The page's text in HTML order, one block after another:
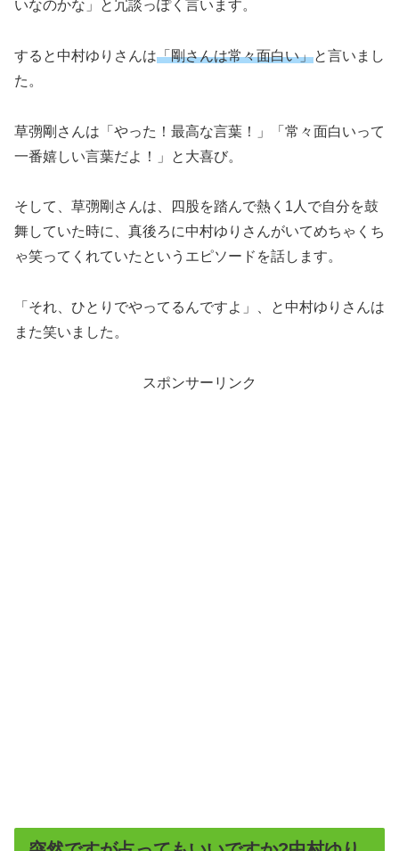
いなのかな」と冗談っぽく言います。
すると中村ゆりさんは「剛さんは常々面白い」と言いまし
た。
草彅剛さんは「やった！最高な言葉！」「常々面白いって
一番嬉しい言葉だよ！」と大喜び。
そして、草彅剛さんは、四股を踏んで熱く1人で自分を鼓
舞していた時に、真後ろに中村ゆりさんがいてめちゃくち
ゃ笑ってくれていたというエピソードを話します。
「それ、ひとりでやってるんですよ」、と中村ゆりさんは
また笑いました。
スポンサーリンク